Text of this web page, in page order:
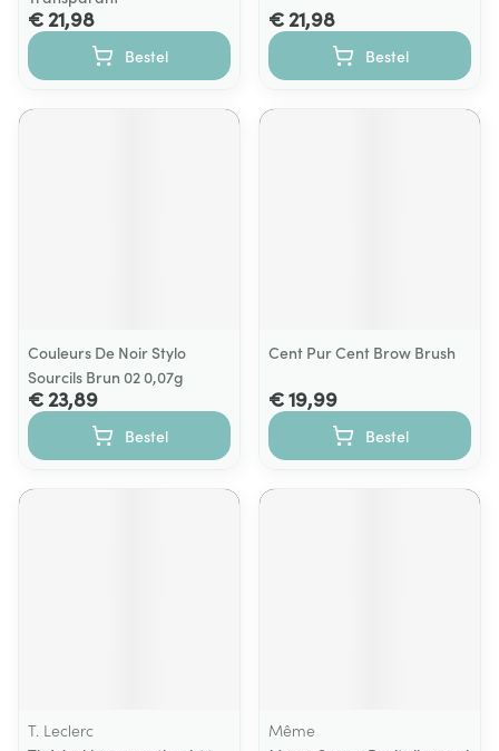
€ 21,98
Bestel
€ 21,98
Bestel
Couleurs De Noir Stylo
Sourcils Brun 02 0,07g
€ 23,89
Bestel
Cent Pur Cent Brow Brush
€ 19,99
Bestel
T. Leclerc
Même